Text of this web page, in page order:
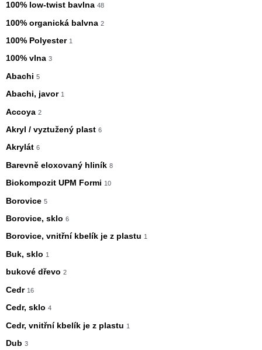
100% low-twist bavlna 48
100% organická balvna 2
100% Polyester 1
100% vlna 3
Abachi 5
Abachi, javor 1
Accoya 2
Akryl / vyztužený plast 6
Akrylát 6
Barevně eloxovaný hliník 8
Biokompozit UPM Formi 10
Borovice 5
Borovice, sklo 6
Borovice, vnitřní kbelík je z plastu 1
Buk, sklo 1
bukové dřevo 2
Cedr 16
Cedr, sklo 4
Cedr, vnitřní kbelík je z plastu 1
Dub 3